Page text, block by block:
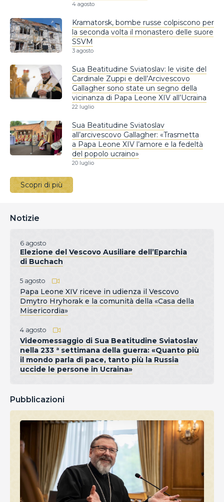
4 agosto
Kramatorsk, bombe russe colpiscono per
la seconda volta il monastero delle suore
SSVM
3 agosto
Sua Beatitudine Sviatoslav: le visite del
Cardinale Zuppi e dell’Arcivescovo
Gallagher sono state un segno della
vicinanza di Papa Leone XIV all’Ucraina
22 luglio
Sua Beatitudine Sviatoslav
all’arcivescovo Gallagher: «Trasmetta
a Papa Leone XIV l’amore e la fedeltà
del popolo ucraino»
20 luglio
Scopri di più
Notizie
6 agosto
Elezione del Vescovo Ausiliare dell’Eparchia
di Buchach
5 agosto
Papa Leone XIV riceve in udienza il Vescovo
Dmytro Hryhorak e la comunità della «Casa della
Misericordia»
4 agosto
Videomessaggio di Sua Beatitudine Sviatoslav
nella 233 ª settimana della guerra: «Quanto più
il mondo parla di pace, tanto più la Russia
uccide le persone in Ucraina»
Pubblicazioni